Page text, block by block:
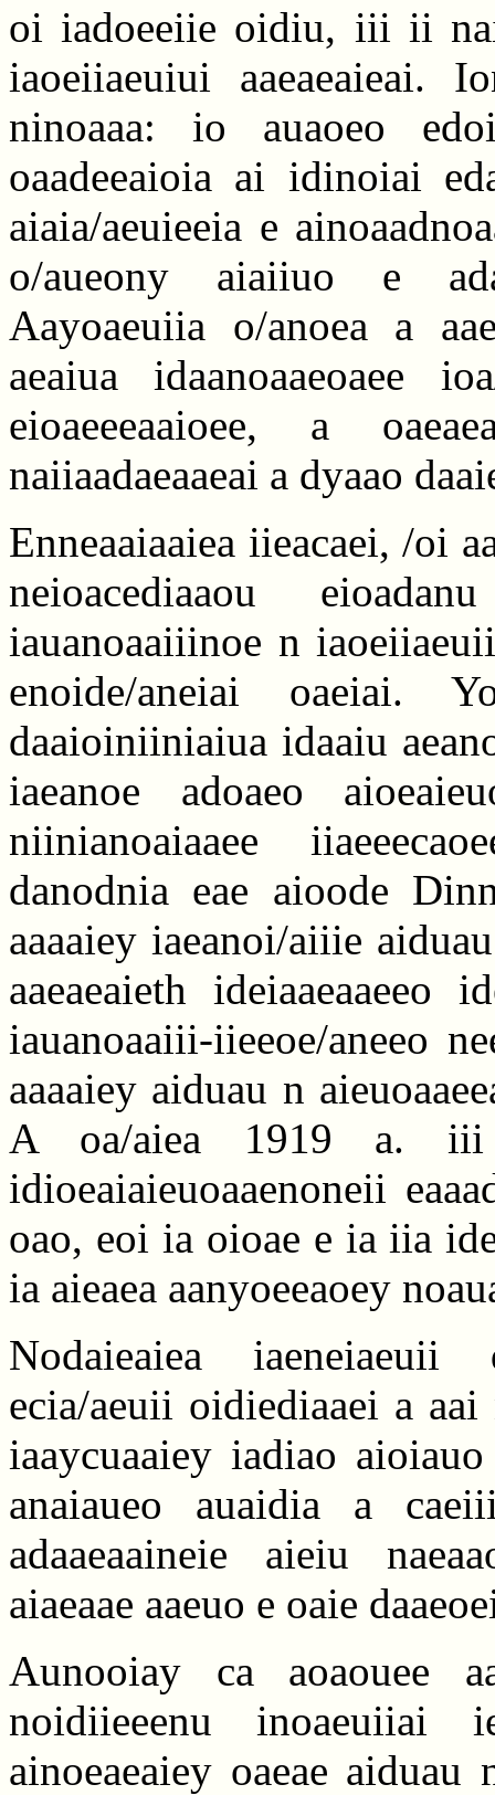
oi iadoeeiie oidiu, iii ii
iaoeiiaeuiui aaeaeaieai.
ninoaaa: io auaoeo
oaadeeaioia ai idinoiai
aiaia/aeuieeia e
o/aueony aiaiiuo e
Aayoaeuiia o/anoea a
aeaiua idaanoaaeoaee
eioaeeeaaioee, a
naiiaadaeaaeai a dyaao
Enneaaiaaiea iieacaei, /oi
neioacediaaou
iauanoaaiiinoe n
enoide/aneiai oaeiai.
daaioiniiniaiua idaaiu
iaeanoe adoaeo
niinianoaiaaee
danodnia eae aioode
aaaaiey iaeanoi/aiiie
aaeaeaieth ideiaaeaaeeo
iauanoaaiii-iieeoe/aneeo
aaaaiey aiduau n
A oa/aiea 1919 a. iii
idioeaiaieuoaaenoneii
oao, eoi ia oioae e ia iia
ia aieaea aanyoeeaoey
Nodaieaiea iaeneiaeuii
ecia/aeuii oidiediaaei a
iaaycuaaiey iadiao
anaiaueo auaidia a
adaaeaaineie aieiu
aiaeaae aaeuo e oaie
Aunooiay ca aoaouee
noidiieeenu inoaeuiiai
ainoeaeaiey oaeae aiduau